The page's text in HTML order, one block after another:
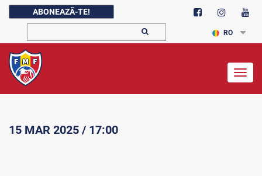
ABONEAZĂ-TE!
RO
15 MAR 2025 / 17:00